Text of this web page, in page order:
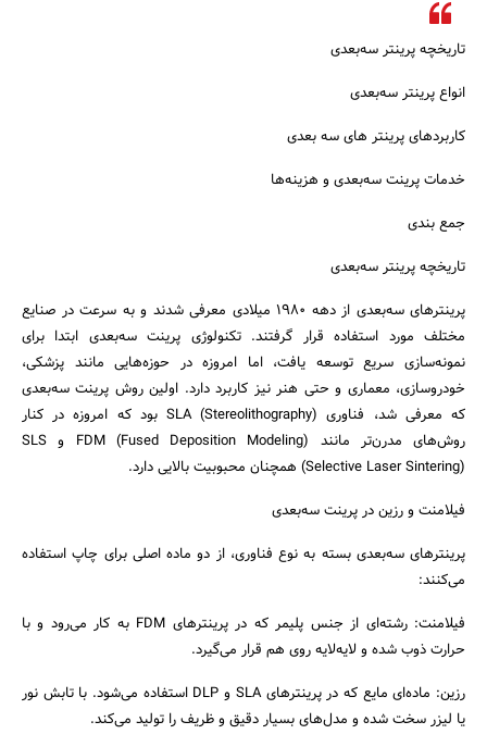
تاریخچه پرینتر سه‌بعدی
انواع پرینتر سه‌بعدی
کاربردهای پرینتر های سه بعدی
خدمات پرینت سه‌بعدی و هزینه‌ها
جمع بندی
تاریخچه پرینتر سه‌بعدی
پرینترهای سه‌بعدی از دهه ۱۹۸۰ میلادی معرفی شدند و به سرعت در صنایع
مختلف مورد استفاده قرار گرفتند. تکنولوژی پرینت سه‌بعدی ابتدا برای
نمونه‌سازی سریع توسعه یافت، اما امروزه در حوزه‌هایی مانند پزشکی،
خودروسازی، معماری و حتی هنر نیز کاربرد دارد. اولین روش پرینت سه‌بعدی
که معرفی شد، فناوری SLA (Stereolithography) بود که امروزه در کنار
روش‌های مدرن‌تر مانند FDM (Fused Deposition Modeling) و SLS
(Selective Laser Sintering) همچنان محبوبیت بالایی دارد.
فیلامنت و رزین در پرینت سه‌بعدی
پرینترهای سه‌بعدی بسته به نوع فناوری، از دو ماده اصلی برای چاپ استفاده
می‌کنند:
فیلامنت: رشته‌ای از جنس پلیمر که در پرینترهای FDM به کار می‌رود و با
حرارت ذوب شده و لایه‌لایه روی هم قرار می‌گیرد.
رزین: ماده‌ای مایع که در پرینترهای SLA و DLP استفاده می‌شود. با تابش نور
یا لیزر سخت شده و مدل‌های بسیار دقیق و ظریف را تولید می‌کند.